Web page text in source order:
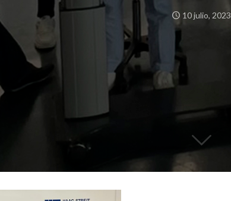
10 julio, 2023